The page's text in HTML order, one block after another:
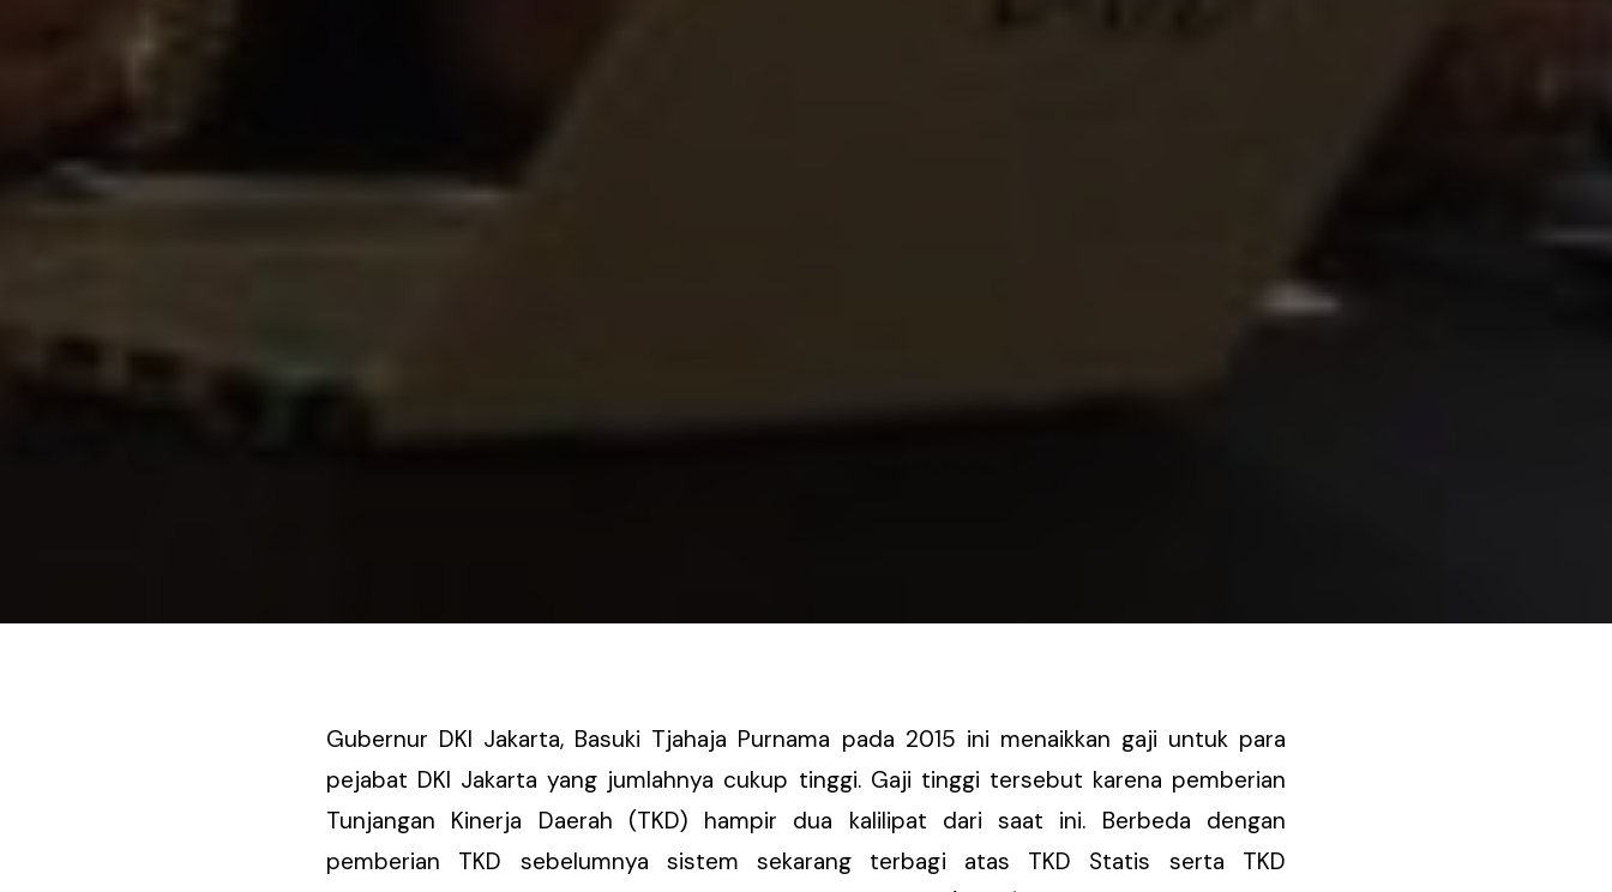
Gubernur DKI Jakarta, Basuki Tjahaja Purnama pada 2015 ini menaikkan gaji untuk para
pejabat DKI Jakarta yang jumlahnya cukup tinggi. Gaji tinggi tersebut karena pemberian
Tunjangan Kinerja Daerah (TKD) hampir dua kalilipat dari saat ini. Berbeda dengan
pemberian TKD sebelumnya sistem sekarang terbagi atas TKD Statis serta TKD